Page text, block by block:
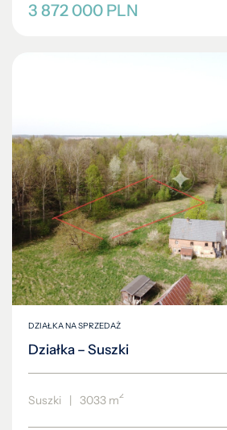
3 872 000 PLN
DZIAŁKA NA SPRZEDAŻ
Działka – Suszki
Suszki | 3033 m2